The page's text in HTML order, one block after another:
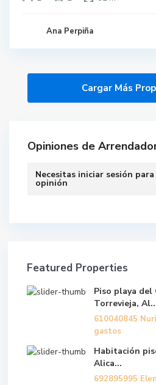
Ana Perpiña
Opiniones de
Necesitas iniciar sesión
opinión
Featured Properties
Piso playa del
Torrevieja,
610040845
gastos
Habitación
Alica...
692895995